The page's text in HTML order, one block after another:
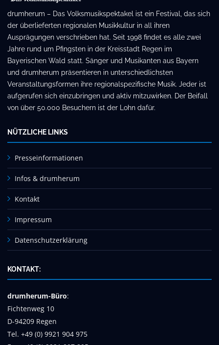
drumherum – Das Volksmusikspektakel ist ein Festival, das sich
der überlieferten regionalen Musikkultur in all ihren
Ausprägungen verschrieben hat. Seit 1998 findet es alle zwei
Jahre rund um Pfingsten in der Kreisstadt Regen im
Bayerischen Wald statt. Sänger und Musikanten aus Bayern
und drumherum präsentieren in unterschiedlichsten
Veranstaltungsformen ihre regionalspezifische Musik. Jeder ist
aufgerufen sich einzubringen und aktiv mitzuwirken. Der Beifall
von über 50.000 Besuchern ist der Lohn dafür.
NÜTZLICHE LINKS
Presseinformationen
Infos & drumherum
Kontakt
Impressum
Datenschutzerklärung
KONTAKT:
drumherum-Büro:
Fichtenweg 10
D-94209 Regen
Tel. +49 (0) 9921 904 975